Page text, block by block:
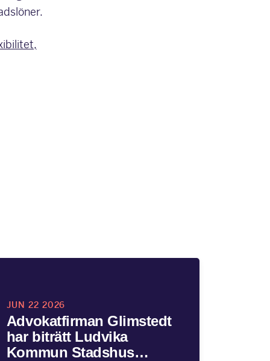
JUN 22 2026
Advokatfirman Glimstedt
har biträtt Ludvika
Kommun Stadshus…